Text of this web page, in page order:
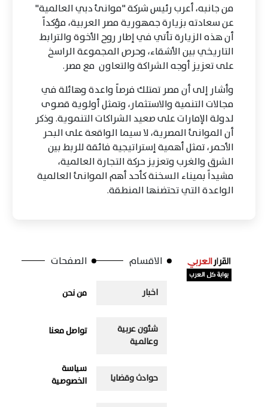
من جانبه، أعرب رئيس شركة "موانئ دبي العالمية"
عن سعادته بزيارة جمهورية مصر العربية، مؤكداً
أن هذه الزيارة تأتي في إطار روح الأخوة والترابط
التاريخي بين الأشقاء، وحرص المجموعة الراسخ
على تعزيز أوجه الشراكة والتعاون مع مصر.
وأشار إلى أن مصر تمتلك فرصاً واعدة وهائلة في
مجالات التنمية والاستثمار، وتمثل أولوية قصوى
لدولة الإمارات على صعيد الشراكات التنموية. وذكر
أن الموانئ المصرية، لا سيما الواقعة على البحر
الأحمر، تمثل أهمية إستراتيجية فائقة للربط بين
الشرق والغرب وتعزيز حركة التجارة العالمية،
مشيداً بميناء السخنة كأحد أهم الموانئ العالمية
الواعدة التي تحتضنها المنطقة.
الاقسام
اخبار
شئون عربية
وعالمية
حوادث وقضايا
الصفحات
من نحن
تواصل معنا
سياسة
الخصوصية